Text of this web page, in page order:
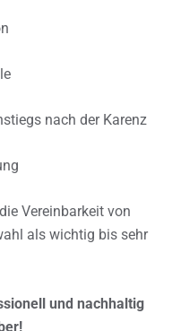
nach der Karenz
Vereinbarkeit von
als wichtig bis sehr
und nachhaltig